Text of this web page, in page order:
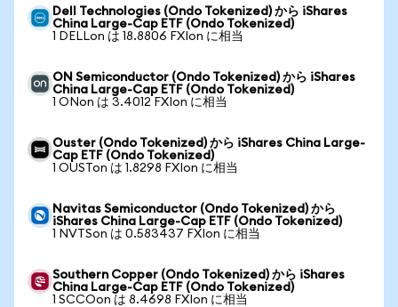
Dell Technologies (Ondo Tokenized) から iShares
China Large-Cap ETF (Ondo Tokenized)
1 DELLon は 18.8806 FXIon に相当
ON Semiconductor (Ondo Tokenized) から iShares
China Large-Cap ETF (Ondo Tokenized)
1 ONon は 3.4012 FXIon に相当
Ouster (Ondo Tokenized) から iShares China Large-
Cap ETF (Ondo Tokenized)
1 OUSTon は 1.8298 FXIon に相当
Navitas Semiconductor (Ondo Tokenized) から
iShares China Large-Cap ETF (Ondo Tokenized)
1 NVTSon は 0.583437 FXIon に相当
Southern Copper (Ondo Tokenized) から iShares
China Large-Cap ETF (Ondo Tokenized)
1 SCCOon は 8.4698 FXIon に相当